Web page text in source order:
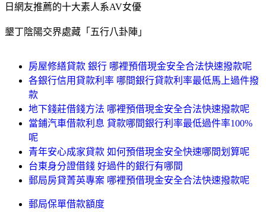
日網友推薦的十大素人系AV女優
墾丁陰陽交界處藏「五行八卦陣」
房屋修繕貸款 銀行 哪裡預借現金安全合法快速撥款呢
各銀行信用貸款利率 哪間銀行貸款利率最低馬上過件撥
款
地下錢莊借錢方法 哪裡預借現金安全合法快速撥款呢
當鋪汽車借款利息 貸款哪間銀行利率最低過件率100%
呢
青年安心成家貸款 如何預借現金安全快速哪間划算呢
台東身分證借錢 好過件的銀行有哪間
郵局房貸菁英專案 哪裡預借現金安全合法快速撥款呢
郵局保單借款額度